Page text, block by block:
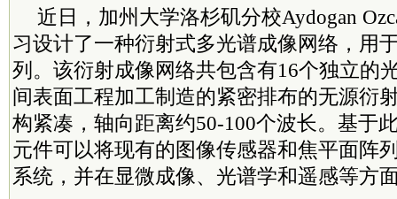
近日，加州大学洛杉矶分校Aydogan
习设计了一种衍射式多光谱成像网络，用
列。该衍射成像网络共包含有16个独立的
间表面工程加工制造的紧密排布的无源衍
构紧凑，轴向距离约50-100个波长。基于
元件可以将现有的图像传感器和焦平面阵
系统，并在显微成像、光谱学和遥感等方